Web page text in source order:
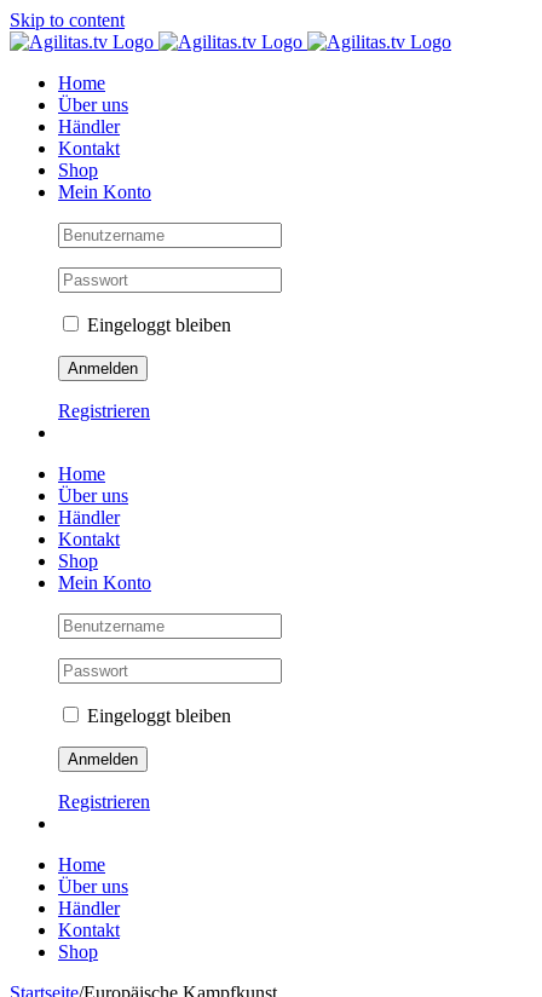
Skip to content
Home
Über uns
Händler
Kontakt
Shop
Mein Konto
Eingeloggt bleiben
Registrieren
Home
Über uns
Händler
Kontakt
Shop
Mein Konto
Eingeloggt bleiben
Registrieren
Home
Über uns
Händler
Kontakt
Shop
Startseite/Europäische Kampfkunst